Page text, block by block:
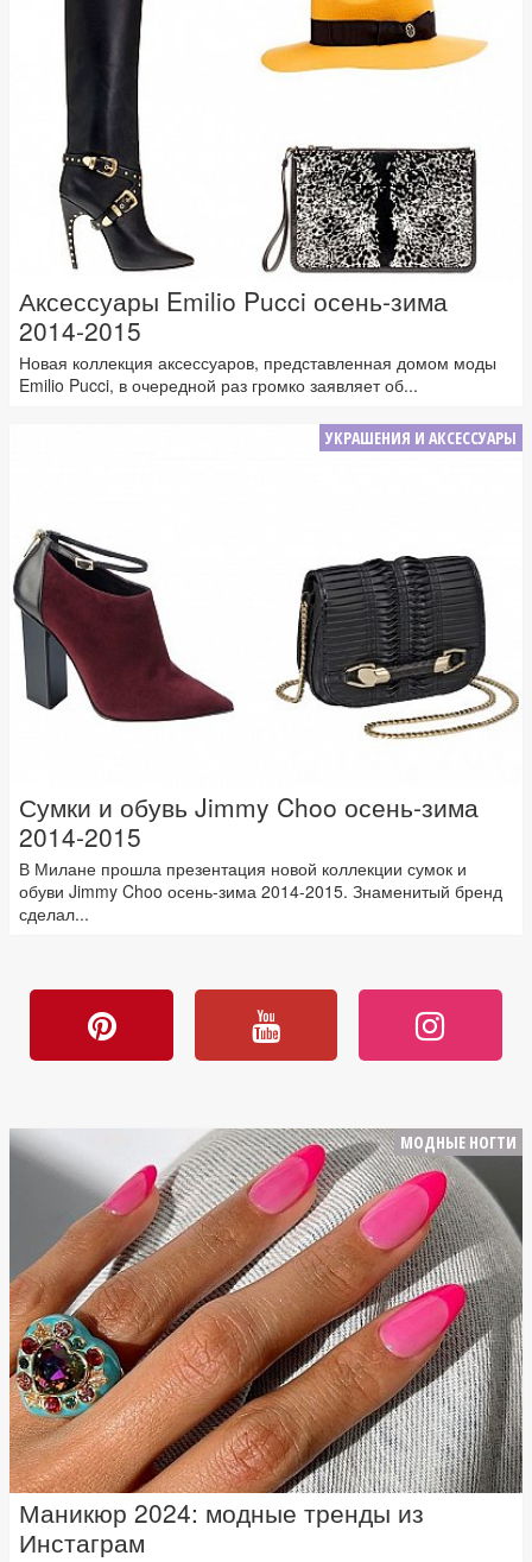
Аксессуары Emilio Pucci осень-зима
2014-2015
Новая коллекция аксессуаров, представленная домом моды
Emilio Pucci, в очередной раз громко заявляет об...
УКРАШЕНИЯ И АКСЕССУАРЫ
Сумки и обувь Jimmy Choo осень-зима
2014-2015
В Милане прошла презентация новой коллекции сумок и
обуви Jimmy Choo осень-зима 2014-2015. Знаменитый бренд
сделал...
МОДНЫЕ НОГТИ
Маникюр 2024: модные тренды из
Инстаграм